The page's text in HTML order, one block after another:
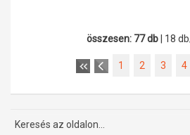
összesen: 77 db | 18
1 2 3 4